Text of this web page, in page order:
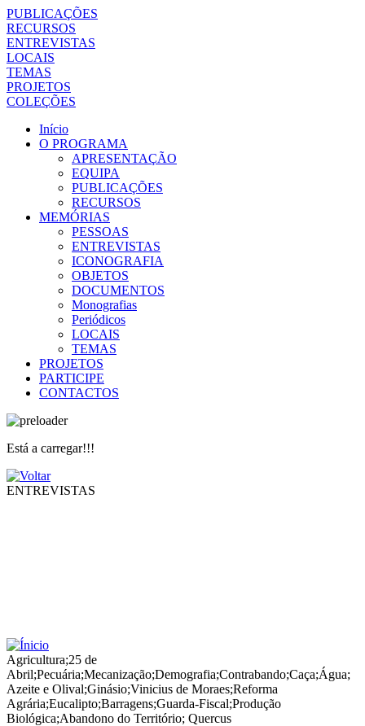
PUBLICAÇÕES
RECURSOS
ENTREVISTAS
LOCAIS
TEMAS
PROJETOS
COLEÇÕES
Início
O PROGRAMA
APRESENTAÇÃO
EQUIPA
PUBLICAÇÕES
RECURSOS
MEMÓRIAS
PESSOAS
ENTREVISTAS
ICONOGRAFIA
OBJETOS
DOCUMENTOS
Monografias
Periódicos
LOCAIS
TEMAS
PROJETOS
PARTICIPE
CONTACTOS
Está a carregar!!!
ENTREVISTAS
Agricultura;25 de
Abril;Pecuária;Mecanização;Demografia;Contrabando;Caça;Água;
Azeite e Olival;Ginásio;Vinicius de Moraes;Reforma
Agrária;Eucalipto;Barragens;Guarda-Fiscal;Produção
Biológica;Abandono do Território; Quercus